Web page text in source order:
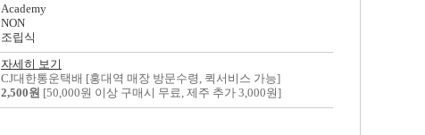
Academy
NON
조립식
자세히 보기
CJ대한통운택배 [홍대역 매장 방문수령, 퀵서비스 가능]
2,500원 [50,000원 이상 구매시 무료, 제주 추가 3,000원]